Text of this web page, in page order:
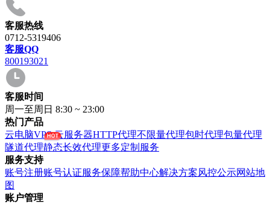
客服热线
0712-5319406
客服QQ
800193021
客服时间
周一至周日 8:30 ~ 23:00
热门产品
云电脑VPS云服务器HTTP代理不限量代理包时代理包量代理
隧道代理静态长效代理更多定制服务
服务支持
账号注册账号认证服务保障帮助中心解决方案风控公示网站地
图
账户管理